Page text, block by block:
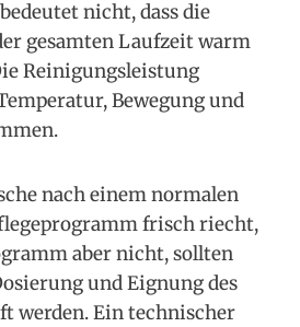
nicht, dass die
gesamten Laufzeit warm
Reinigungsleistung
Bewegung und
nach einem normalen
frisch riecht,
aber nicht, sollten
und Eignung des
werden. Ein technischer